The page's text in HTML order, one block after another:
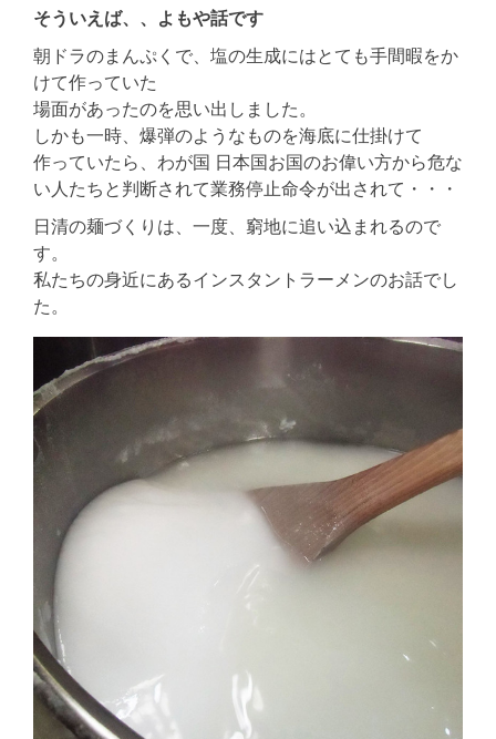
そういえば、、よもや話です
朝ドラのまんぷくで、塩の生成にはとても手間暇をか
けて作っていた
場面があったのを思い出しました。
しかも一時、爆弾のようなものを海底に仕掛けて
作っていたら、わが国 日本国お国のお偉い方から危な
い人たちと判断されて業務停止命令が出されて・・・
日清の麺づくりは、一度、窮地に追い込まれるので
す。
私たちの身近にあるインスタントラーメンのお話でし
た。